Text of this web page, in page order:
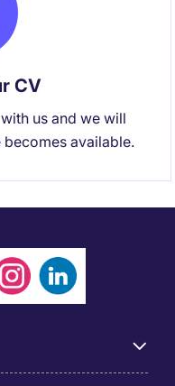
CV
us and we will
available.